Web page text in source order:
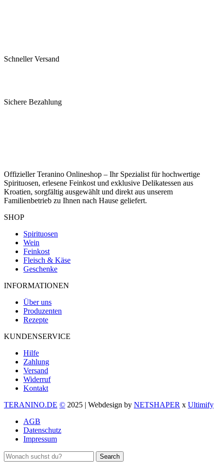
Schneller Versand
Sichere Bezahlung
Offizieller Teranino Onlineshop – Ihr Spezialist für hochwertige
Spirituosen, erlesene Feinkost und exklusive Delikatessen aus
Kroatien, sorgfältig ausgewählt und direkt aus unserem
Familienbetrieb zu Ihnen nach Hause geliefert.
SHOP
Spirituosen
Wein
Feinkost
Fleisch & Käse
Geschenke
INFORMATIONEN
Über uns
Produzenten
Rezepte
KUNDENSERVICE
Hilfe
Zahlung
Versand
Widerruf
Kontakt
TERANINO.DE © 2025 | Webdesign by NETSHAPER x Ultimify
AGB
Datenschutz
Impressum
Search